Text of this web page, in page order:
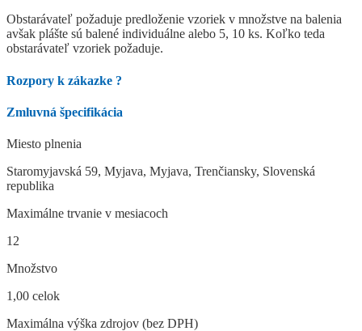
Obstarávateľ požaduje predloženie vzoriek v množstve na balenia
avšak plášte sú balené individuálne alebo 5, 10 ks. Koľko teda
obstarávateľ vzoriek požaduje.
Rozpory k zákazke ?
Zmluvná špecifikácia
Miesto plnenia
Staromyjavská 59, Myjava, Myjava, Trenčiansky, Slovenská
republika
Maximálne trvanie v mesiacoch
12
Množstvo
1,00 celok
Maximálna výška zdrojov (bez DPH)